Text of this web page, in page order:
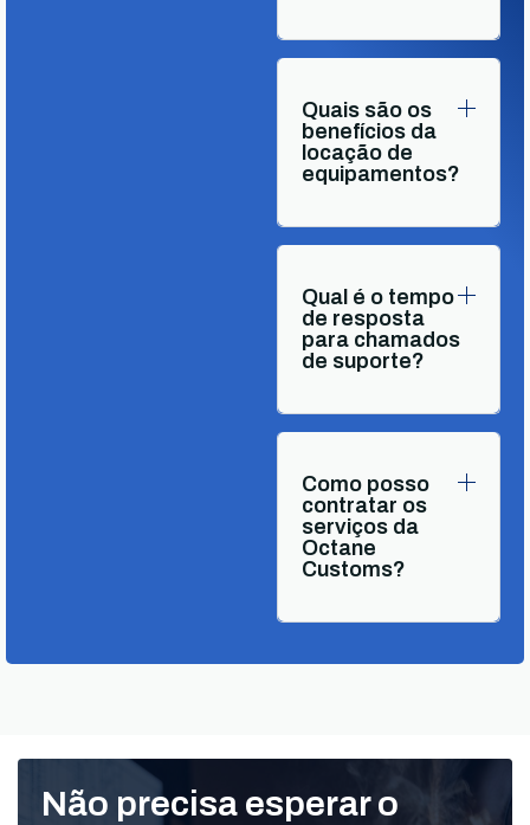
Quais são os
benefícios da
locação de
equipamentos?
Qual é o tempo
de resposta
para chamados
de suporte?
Como posso
contratar os
serviços da
Octane
Customs?
Não precisa esperar o